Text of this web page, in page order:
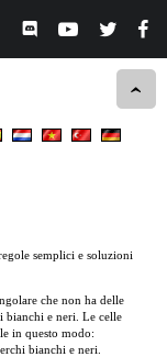
semplici e soluzioni
che non ha delle
bianchi e neri. Le celle
in questo modo:
bianchi e neri.